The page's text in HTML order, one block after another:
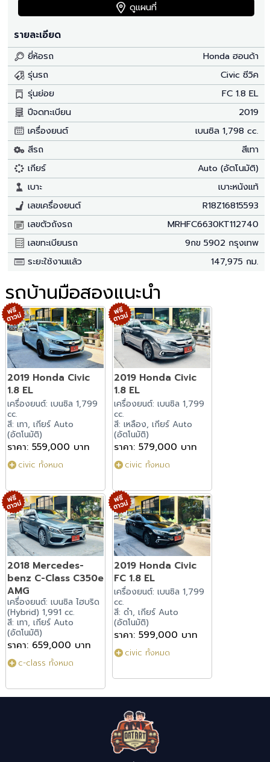
ดูแผนที่
รายละเอียด
ยี่ห้อรถ
Honda ฮอนด้า
รุ่นรถ
Civic ซีวิค
รุ่นย่อย
FC 1.8 EL
ปีจดทะเบียน
2019
เครื่องยนต์
เบนซิล 1,798 cc.
สีรถ
สีเทา
เกียร์
Auto (อัตโนมัติ)
เบาะ
เบาะหนังแท้
เลขเครื่องยนต์
R18Z16815593
เลขตัวถังรถ
MRHFC6630KT112740
เลขทะเบียนรถ
9กข 5902 กรุงเทพ
ระยะใช้งานแล้ว
147,975 กม.
รถบ้านมือสองแนะนำ
2019 Honda Civic
1.8 EL
เครื่องยนต์: เบนซิล 1,799
cc.
สี: เทา, เกียร์ Auto
(อัตโนมัติ)
ราคา: 559,000 บาท
civic ทั้งหมด
2019 Honda Civic
1.8 EL
เครื่องยนต์: เบนซิล 1,799
cc.
สี: เหลือง, เกียร์ Auto
(อัตโนมัติ)
ราคา: 579,000 บาท
civic ทั้งหมด
2018 Mercedes-
benz C-Class C350e
AMG
เครื่องยนต์: เบนซิล ไฮบริด
(Hybrid) 1,991 cc.
สี: เทา, เกียร์ Auto
(อัตโนมัติ)
ราคา: 659,000 บาท
c-class ทั้งหมด
2019 Honda Civic
FC 1.8 EL
เครื่องยนต์: เบนซิล 1,799
cc.
สี: ดำ, เกียร์ Auto
(อัตโนมัติ)
ราคา: 599,000 บาท
civic ทั้งหมด